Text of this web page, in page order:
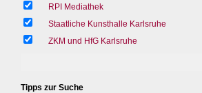
RPI Mediathek
Staatliche Kunsthalle Karlsruhe
ZKM und HfG Karlsruhe
Tipps zur Suche